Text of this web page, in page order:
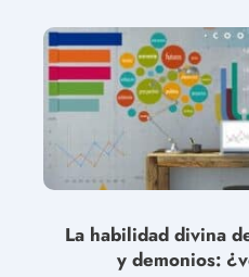
La habilidad divina
y demonios: